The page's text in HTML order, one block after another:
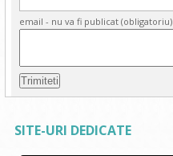
email - nu va fi publicat (obligatoriu)
SITE-URI DEDICATE